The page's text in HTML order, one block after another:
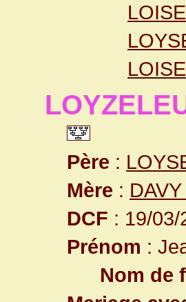
Père :
Mère :
DCF : 19/03/
Prénom :
Nom de